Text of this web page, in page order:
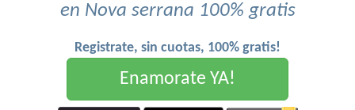
en Nova serrana 100% gratis
Registrate, sin cuotas, 100% gratis!
Enamorate YA!